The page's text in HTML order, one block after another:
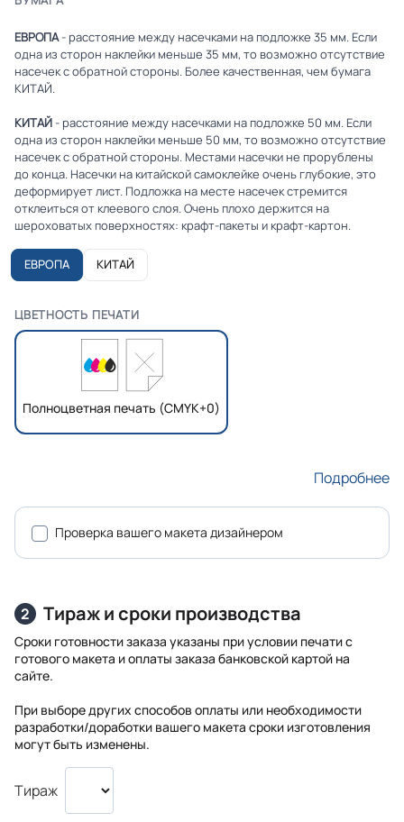
ЕВРОПА- расстояние между насечками на подложке 35 мм. Если
одна из сторон наклейки меньше 35 мм, то возможно отсутствие
насечек с обратной стороны. Более качественная, чем бумага
КИТАЙ.
КИТАЙ - расстояние между насечками на подложке 50 мм. Если
одна из сторон наклейки меньше 50 мм, то возможно отсутствие
насечек с обратной стороны. Местами насечки не прорублены
до конца. Насечки на китайской самоклейке очень глубокие, это
деформирует лист. Подложка на месте насечек стремится
отклеиться от клеевого слоя. Очень плохо держится на
шероховатых поверхностях: крафт-пакеты и крафт-картон.
ЕВРОПА КИТАЙ
ЦВЕТНОСТЬ ПЕЧАТИ
Полноцветная печать (CMYK+0)
Подробнее
Проверка вашего макета дизайнером
2 Тираж и сроки производства
Сроки готовности заказа указаны при условии печати с
готового макета и оплаты заказа банковской картой на
сайте.
При выборе других способов оплаты или необходимости
разработки/доработки вашего макета сроки изготовления
могут быть изменены.
Тираж